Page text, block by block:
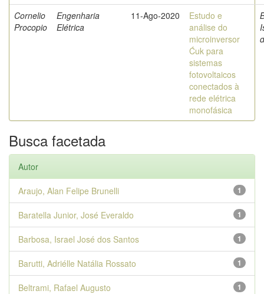
Cornelio
Procopio
Engenharia
Elétrica
11-Ago-2020
Estudo e
análise do
microinversor
Ćuk para
sistemas
fotovoltaicos
conectados à
rede elétrica
monofásica
Busca facetada
Autor
1
Araujo, Alan Felipe Brunelli
1
Baratella Junior, José Everaldo
1
Barbosa, Israel José dos Santos
1
Barutti, Adriélle Natália Rossato
1
Beltrami, Rafael Augusto